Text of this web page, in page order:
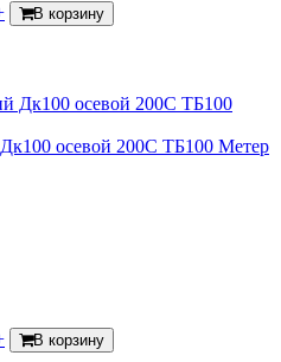
В корзину
осевой 200С ТБ100 Метер
В корзину